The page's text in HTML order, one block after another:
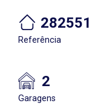
282551
Referência
2
Garagens